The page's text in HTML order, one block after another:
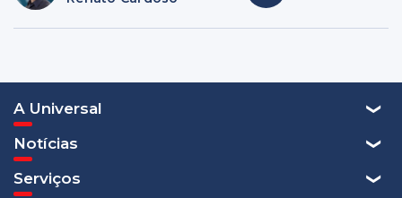
A Universal
Notícias
Serviços